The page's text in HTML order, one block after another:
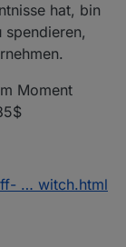
hat, bin
Moment
… witch.html